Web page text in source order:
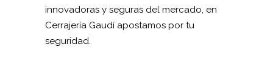
innovadoras y seguras del mercado, en
Cerrajería Gaudí apostamos por tu
seguridad.